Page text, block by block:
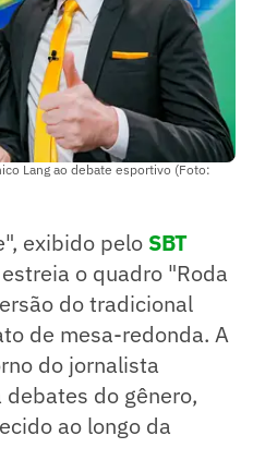
Lang ao debate esportivo (Foto:
exibido pelo SBT
o quadro "Roda
do tradicional
de mesa-redonda. A
do jornalista
debates do gênero,
ao longo da